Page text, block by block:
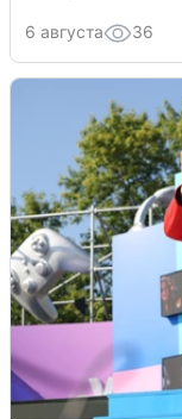
6 августа 36